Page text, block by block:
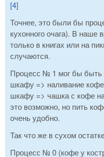
[4]
Точнее, это были бы
кухонного очага). В наше
только в книгах или на
случаются.
Процесс № 1 мог бы быть
шкафу => наливание
шкафу => чашка с кофе
это возможно, но пить
очень удобно.
Так что же в сухом
Процесс № 0 (кофе у